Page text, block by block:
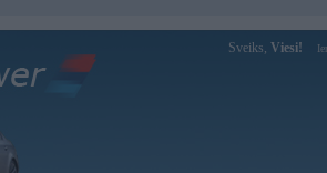
Sveiks, Viesi!